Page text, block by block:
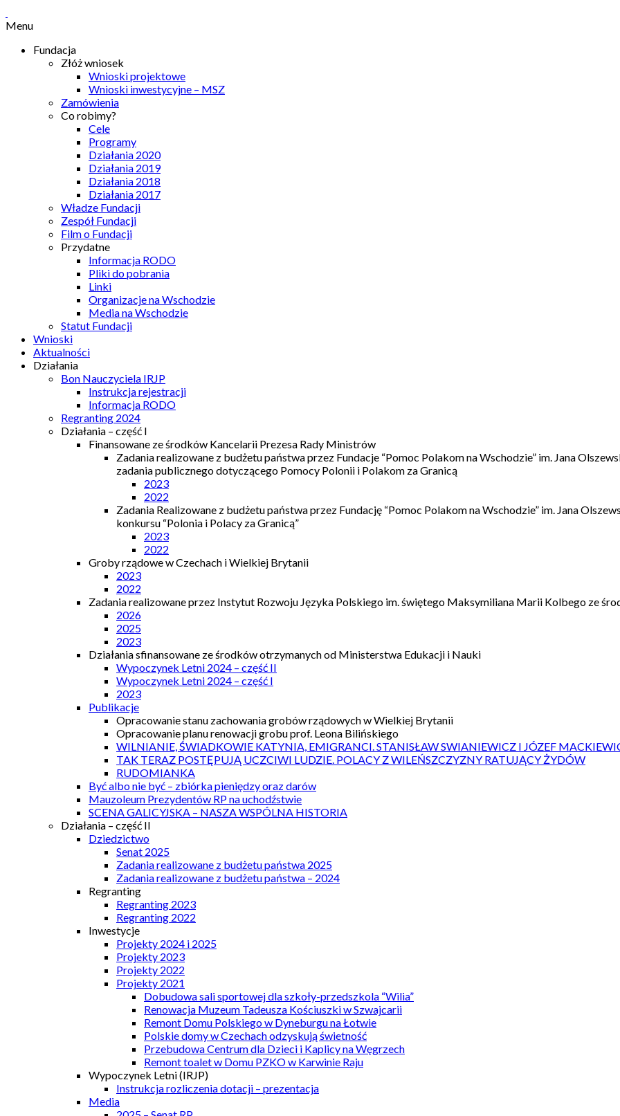
Menu
Fundacja
Złóż wniosek
Wnioski projektowe
Wnioski inwestycyjne – MSZ
Zamówienia
Co robimy?
Cele
Programy
Działania 2020
Działania 2019
Działania 2018
Działania 2017
Władze Fundacji
Zespół Fundacji
Film o Fundacji
Przydatne
Informacja RODO
Pliki do pobrania
Linki
Organizacje na Wschodzie
Media na Wschodzie
Statut Fundacji
Wnioski
Aktualności
Działania
Bon Nauczyciela IRJP
Instrukcja rejestracji
Informacja RODO
Regranting 2024
Działania – część I
Finansowane ze środków Kancelarii Prezesa Rady Ministrów
Zadania realizowane z budżetu państwa przez Fundacje “Pomoc Polakom na Wschodzie” im. Jana
zadania publicznego dotyczącego Pomocy Polonii i Polakom za Granicą
2023
2022
Zadania Realizowane z budżetu państwa przez Fundację “Pomoc Polakom na Wschodzie” im. Jana
konkursu “Polonia i Polacy za Granicą”
2023
2022
Groby rządowe w Czechach i Wielkiej Brytanii
2023
2022
Zadania realizowane przez Instytut Rozwoju Języka Polskiego im. świętego Maksymiliana Marii Kolbego ze
2026
2025
2023
Działania sfinansowane ze środków otrzymanych od Ministerstwa Edukacji i Nauki
Wypoczynek Letni 2024 – część II
Wypoczynek Letni 2024 – część I
2023
Publikacje
Opracowanie stanu zachowania grobów rządowych w Wielkiej Brytanii
Opracowanie planu renowacji grobu prof. Leona Bilińskiego
WILNIANIE, ŚWIADKOWIE KATYNIA, EMIGRANCI. STANISŁAW SWIANIEWICZ I JÓZEF
TAK TERAZ POSTĘPUJĄ UCZCIWI LUDZIE. POLACY Z WILEŃSZCZYZNY RATUJĄCY ŻYDÓW
RUDOMIANKA
Być albo nie być – zbiórka pieniędzy oraz darów
Mauzoleum Prezydentów RP na uchodźstwie
SCENA GALICYJSKA – NASZA WSPÓLNA HISTORIA
Działania – część II
Dziedzictwo
Senat 2025
Zadania realizowane z budżetu państwa 2025
Zadania realizowane z budżetu państwa – 2024
Regranting
Regranting 2023
Regranting 2022
Inwestycje
Projekty 2024 i 2025
Projekty 2023
Projekty 2022
Projekty 2021
Dobudowa sali sportowej dla szkoły-przedszkola “Wilia”
Renowacja Muzeum Tadeusza Kościuszki w Szwajcarii
Remont Domu Polskiego w Dyneburgu na Łotwie
Polskie domy w Czechach odzyskują świetność
Przebudowa Centrum dla Dzieci i Kaplicy na Węgrzech
Remont toalet w Domu PZKO w Karwinie Raju
Wypoczynek Letni (IRJP)
Instrukcja rozliczenia dotacji – prezentacja
Media